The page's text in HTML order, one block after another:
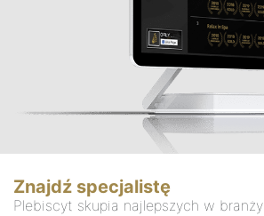
Znajdź specjalistę
Plebiscyt skupia najlepszych w branży